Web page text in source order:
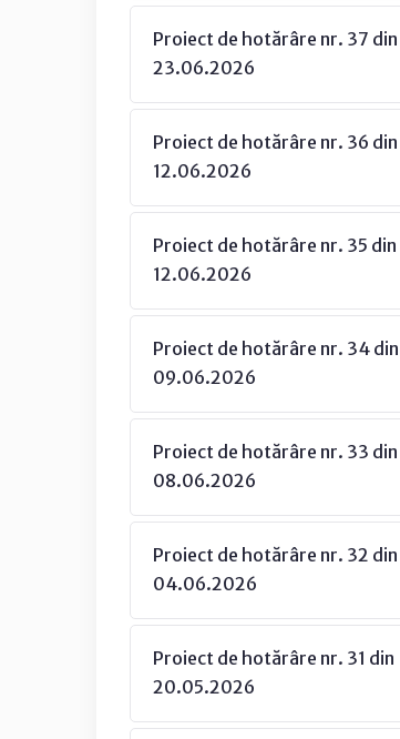
Proiect de hotărâre nr. 37 din
23.06.2026
Proiect de hotărâre nr. 36 din
12.06.2026
Proiect de hotărâre nr. 35 din
12.06.2026
Proiect de hotărâre nr. 34 din
09.06.2026
Proiect de hotărâre nr. 33 din
08.06.2026
Proiect de hotărâre nr. 32 din
04.06.2026
Proiect de hotărâre nr. 31 din
20.05.2026